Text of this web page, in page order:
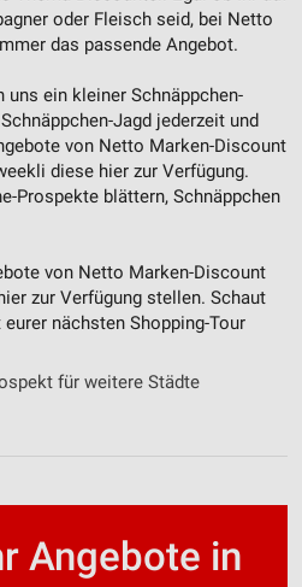
oder Fleisch seid, bei Netto
das passende Angebot.
ein kleiner Schnäppchen-
Jagd jederzeit und
von Netto Marken-Discount
diese hier zur Verfügung.
Prospekte blättern, Schnäppchen
von Netto Marken-Discount
zur Verfügung stellen. Schaut
nächsten Shopping-Tour
für weitere Städte
Angebote in